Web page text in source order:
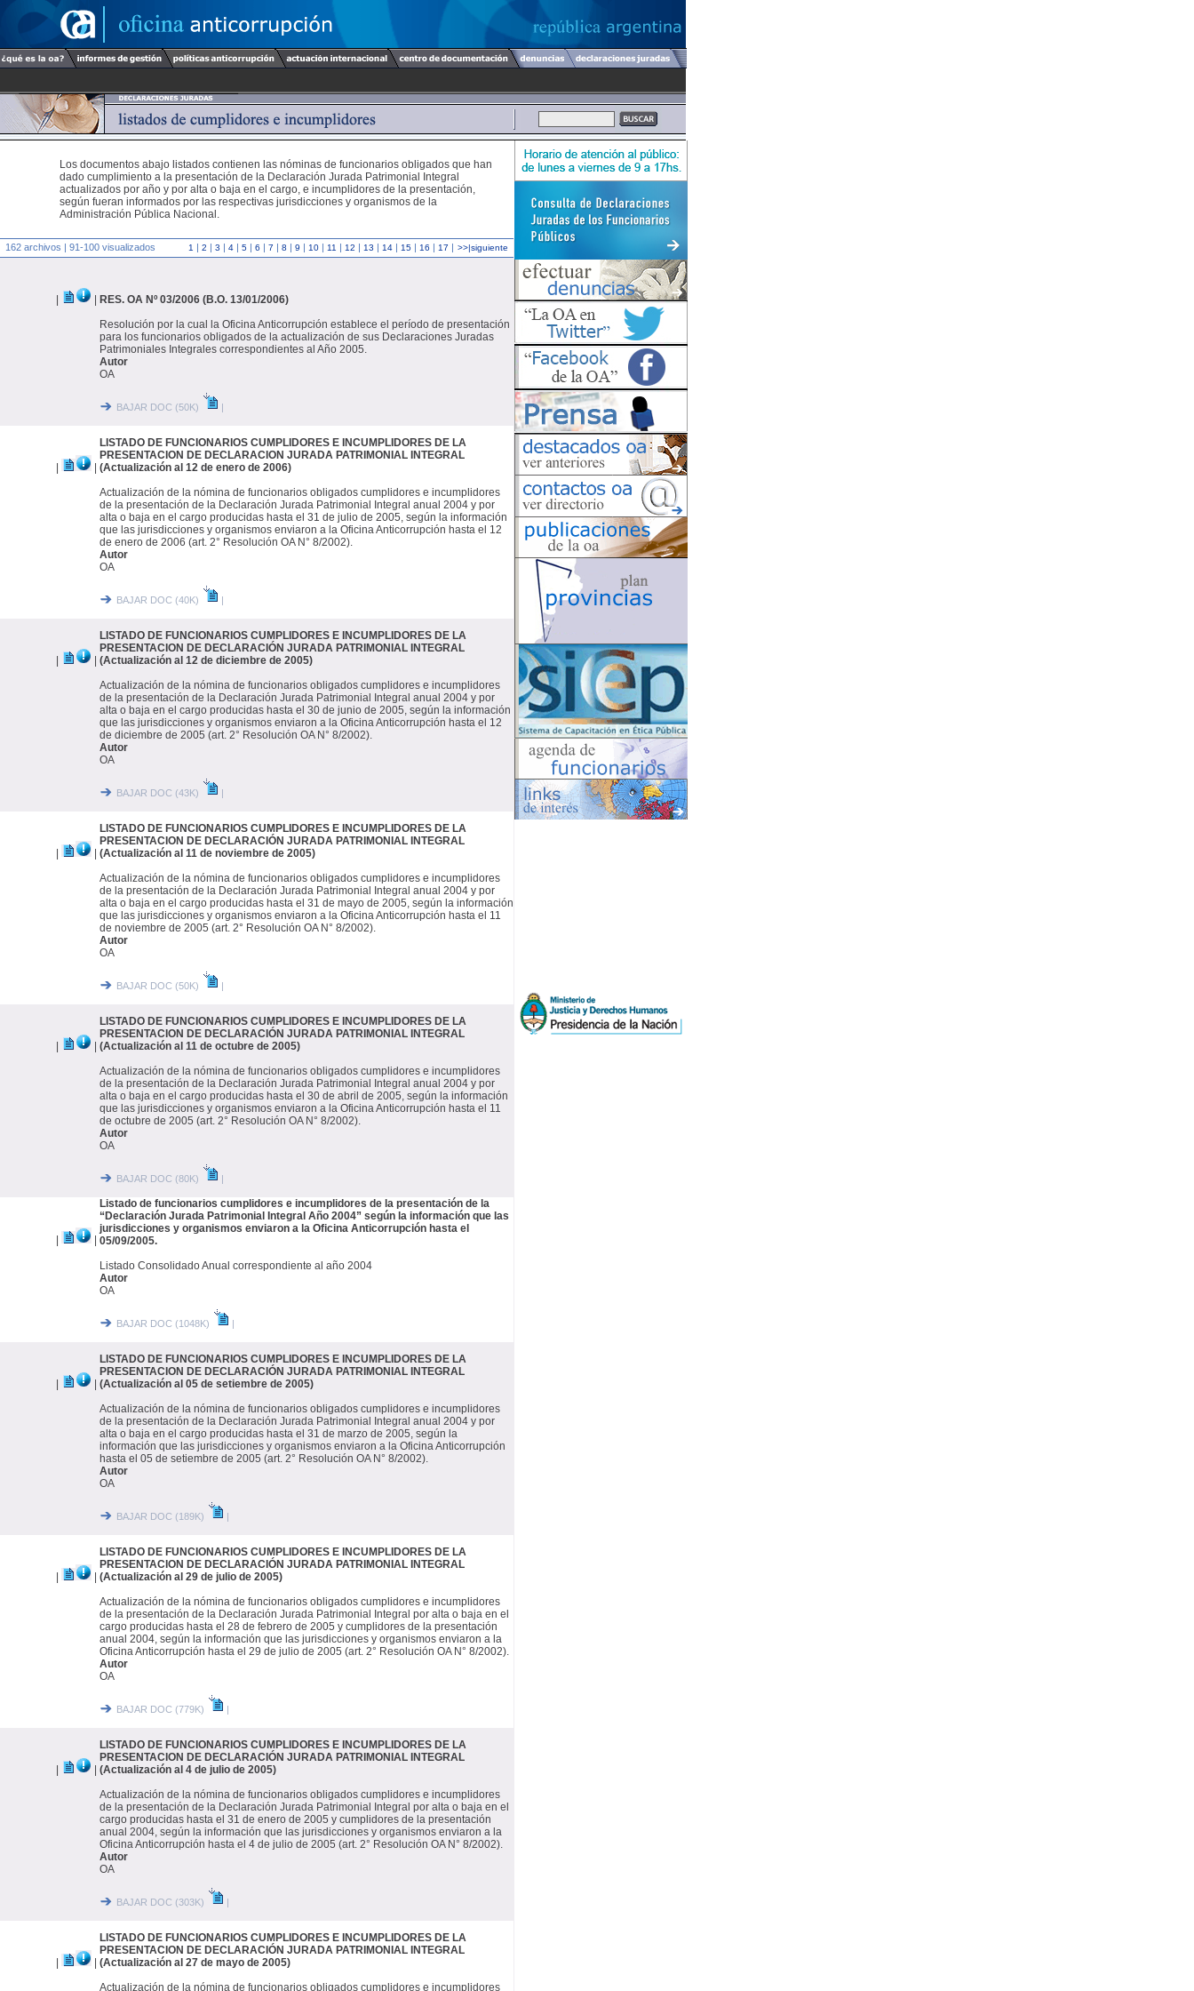
Los documentos abajo listados contienen las nóminas de funcionarios obligados que han
dado cumplimiento a la presentación de la Declaración Jurada Patrimonial Integral
actualizados por año y por alta o baja en el cargo, e incumplidores de la presentación,
según fueran informados por las respectivas jurisdicciones y organismos de la
Administración Pública Nacional.
162 archivos | 91-100 visualizados 1 | 2 | 3 | 4 | 5 | 6 | 7 | 8 | 9 | 10 | 11 | 12 | 13 | 14 | 15 | 16 | 17 | >>|siguiente
RES. OA Nº 03/2006 (B.O. 13/01/2006)
Resolución por la cual la Oficina Anticorrupción establece el período de presentación
para los funcionarios obligados de la actualización de sus Declaraciones Juradas
Patrimoniales Integrales correspondientes al Año 2005.
Autor
OA
BAJAR DOC (50K) |
LISTADO DE FUNCIONARIOS CUMPLIDORES E INCUMPLIDORES DE LA
PRESENTACION DE DECLARACION JURADA PATRIMONIAL INTEGRAL
(Actualización al 12 de enero de 2006)
Actualización de la nómina de funcionarios obligados cumplidores e incumplidores
de la presentación de la Declaración Jurada Patrimonial Integral anual 2004 y por
alta o baja en el cargo producidas hasta el 31 de julio de 2005, según la información
que las jurisdicciones y organismos enviaron a la Oficina Anticorrupción hasta el 12
de enero de 2006 (art. 2° Resolución OA N° 8/2002).
Autor
OA
BAJAR DOC (40K) |
LISTADO DE FUNCIONARIOS CUMPLIDORES E INCUMPLIDORES DE LA
PRESENTACION DE DECLARACIÓN JURADA PATRIMONIAL INTEGRAL
(Actualización al 12 de diciembre de 2005)
Actualización de la nómina de funcionarios obligados cumplidores e incumplidores
de la presentación de la Declaración Jurada Patrimonial Integral anual 2004 y por
alta o baja en el cargo producidas hasta el 30 de junio de 2005, según la información
que las jurisdicciones y organismos enviaron a la Oficina Anticorrupción hasta el 12
de diciembre de 2005 (art. 2° Resolución OA N° 8/2002).
Autor
OA
BAJAR DOC (43K) |
LISTADO DE FUNCIONARIOS CUMPLIDORES E INCUMPLIDORES DE LA
PRESENTACION DE DECLARACIÓN JURADA PATRIMONIAL INTEGRAL
(Actualización al 11 de noviembre de 2005)
Actualización de la nómina de funcionarios obligados cumplidores e incumplidores
de la presentación de la Declaración Jurada Patrimonial Integral anual 2004 y por
alta o baja en el cargo producidas hasta el 31 de mayo de 2005, según la información
que las jurisdicciones y organismos enviaron a la Oficina Anticorrupción hasta el 11
de noviembre de 2005 (art. 2° Resolución OA N° 8/2002).
Autor
OA
BAJAR DOC (50K) |
LISTADO DE FUNCIONARIOS CUMPLIDORES E INCUMPLIDORES DE LA
PRESENTACION DE DECLARACIÓN JURADA PATRIMONIAL INTEGRAL
(Actualización al 11 de octubre de 2005)
Actualización de la nómina de funcionarios obligados cumplidores e incumplidores
de la presentación de la Declaración Jurada Patrimonial Integral anual 2004 y por
alta o baja en el cargo producidas hasta el 30 de abril de 2005, según la información
que las jurisdicciones y organismos enviaron a la Oficina Anticorrupción hasta el 11
de octubre de 2005 (art. 2° Resolución OA N° 8/2002).
Autor
OA
BAJAR DOC (80K) |
Listado de funcionarios cumplidores e incumplidores de la presentación de la
“Declaración Jurada Patrimonial Integral Año 2004” según la información que las
jurisdicciones y organismos enviaron a la Oficina Anticorrupción hasta el
05/09/2005.
Listado Consolidado Anual correspondiente al año 2004
Autor
OA
BAJAR DOC (1048K) |
LISTADO DE FUNCIONARIOS CUMPLIDORES E INCUMPLIDORES DE LA
PRESENTACION DE DECLARACIÓN JURADA PATRIMONIAL INTEGRAL
(Actualización al 05 de setiembre de 2005)
Actualización de la nómina de funcionarios obligados cumplidores e incumplidores
de la presentación de la Declaración Jurada Patrimonial Integral anual 2004 y por
alta o baja en el cargo producidas hasta el 31 de marzo de 2005, según la
información que las jurisdicciones y organismos enviaron a la Oficina Anticorrupción
hasta el 05 de setiembre de 2005 (art. 2° Resolución OA N° 8/2002).
Autor
OA
BAJAR DOC (189K) |
LISTADO DE FUNCIONARIOS CUMPLIDORES E INCUMPLIDORES DE LA
PRESENTACION DE DECLARACIÓN JURADA PATRIMONIAL INTEGRAL
(Actualización al 29 de julio de 2005)
Actualización de la nómina de funcionarios obligados cumplidores e incumplidores
de la presentación de la Declaración Jurada Patrimonial Integral por alta o baja en el
cargo producidas hasta el 28 de febrero de 2005 y cumplidores de la presentación
anual 2004, según la información que las jurisdicciones y organismos enviaron a la
Oficina Anticorrupción hasta el 29 de julio de 2005 (art. 2° Resolución OA N° 8/2002).
Autor
OA
BAJAR DOC (779K) |
LISTADO DE FUNCIONARIOS CUMPLIDORES E INCUMPLIDORES DE LA
PRESENTACION DE DECLARACIÓN JURADA PATRIMONIAL INTEGRAL
(Actualización al 4 de julio de 2005)
Actualización de la nómina de funcionarios obligados cumplidores e incumplidores
de la presentación de la Declaración Jurada Patrimonial Integral por alta o baja en el
cargo producidas hasta el 31 de enero de 2005 y cumplidores de la presentación
anual 2004, según la información que las jurisdicciones y organismos enviaron a la
Oficina Anticorrupción hasta el 4 de julio de 2005 (art. 2° Resolución OA N° 8/2002).
Autor
OA
BAJAR DOC (303K) |
LISTADO DE FUNCIONARIOS CUMPLIDORES E INCUMPLIDORES DE LA
PRESENTACION DE DECLARACIÓN JURADA PATRIMONIAL INTEGRAL
(Actualización al 27 de mayo de 2005)
Actualización de la nómina de funcionarios obligados cumplidores e incumplidores